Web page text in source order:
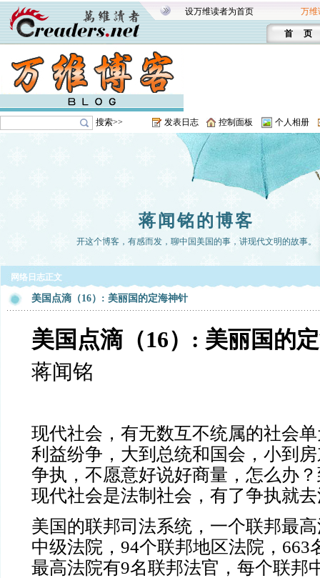
设万维读者为首页 万维
首 页
搜索>> 发表日志 控制面板 个人相册
蒋闻铭的博客
开这个博客，有感而发，聊中国美国的事，讲现代文明的故事。
网络日志正文
美国点滴（16）: 美丽国的定海神针
美国点滴（16） : 美丽国的
蒋闻铭
现代社会，有无数互不统属的社会
利益纷争，大到总统和国会，小到
争执，不愿意好说好商量，怎么办
现代社会是法制社会，有了争执就
美国的联邦司法系统，一个联邦最
中级法院，94个联邦地区法院，663
最高法院有9名联邦法官，每个联邦